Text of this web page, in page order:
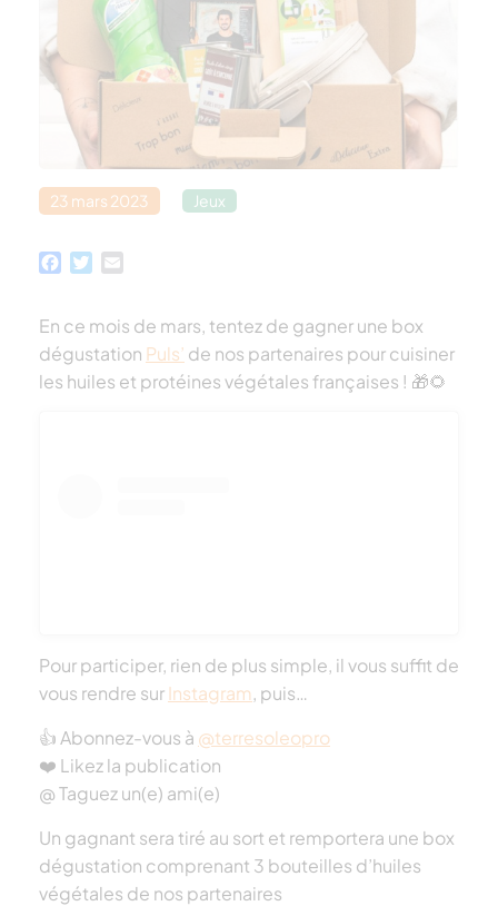
23 mars 2023 Jeux
Facebook
Twitter
En ce mois de mars, tentez de gagner une box
dégustation Puls’ de nos partenaires pour cuisiner
les huiles et protéines végétales françaises ! 🎁🌻
Voir cette publication sur Instagram
Pour participer, rien de plus simple, il vous suffit de
vous rendre surInstagram, puis…
👍 Abonnez-vous à @terresoleopro
❤️ Likez la publication
@ Taguez un(e) ami(e)
Un gagnant sera tiré au sort et remportera une box
dégustation comprenant 3 bouteilles d’huiles
végétales de nos partenaires